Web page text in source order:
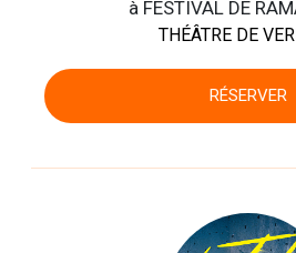
à FESTIVAL DE
THÉÂTRE DE
RÉSERVER